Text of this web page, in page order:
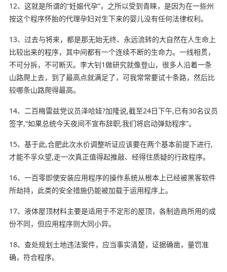
12、这就是所谓的“妊娠代孕”，之所以受到青睐，是因为在一些州
按这个程序怀胎的代理孕妇对生下来的婴儿没有任何法律权利。
13、过去与将来，都是那无始无终、永远流转的大自然在人生命上
比较出来的程序，其中间都有一个连续不断的生命力。一线相贯，
不可分拆，不可断灭。李大钊1做研究就像登山，很多人沿着一条
山路爬上去，到了最高点就满足了，可我常常要试十条路，然后比
较哪条山路爬得最高。
14、二百梅雷兹党议员泽哈娃?加隆说,截至24日下午,已有30名议员
签字,“如果总统今天夜间不宣布辞职,我们将启动弹劾程序”。
15、基于此,合肥此次水价调整听证应该要在两个基本前提下进行,
才能不孚众望,走一次真正值得起推敲、经得住质疑的行政程序。
16、一百零即使安装应用程序的操作系统从根本上已经被黑客软件
所劫持，此类的安全措施仍能被加载于运用程序上。
17、液体屋顶材料主要是适用于不定形的屋顶，各制造商所用的成
份不同，但应用程序则大同小异。
18、查处规划土地违法案件，应当事实清楚，证据确凿，量罚准
确，符合程序。